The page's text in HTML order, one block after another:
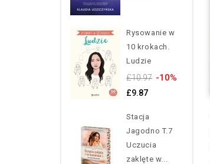
Rysowanie w
10 krokach.
Ludzie
£10.97 -10%
£9.87
Stacja
Jagodno T.7
Uczucia
zaklęte w...